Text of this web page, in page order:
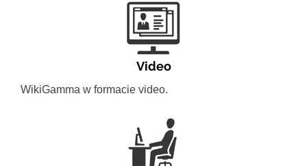
Video
WikiGamma w formacie video.